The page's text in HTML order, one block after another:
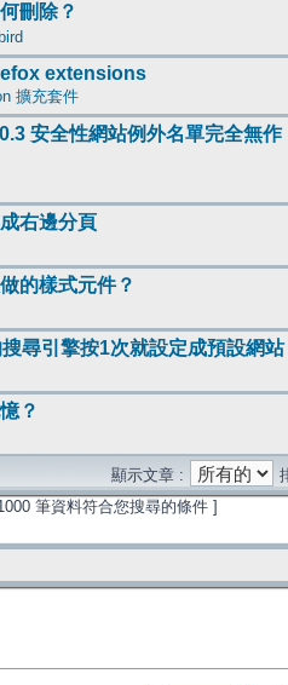
刪除？
extensions
擴充套件
安全性網站例外名單完全無作
右邊分頁
的樣式元件？
尋引擎按1次就設定成預設網站
？
顯示文章 :
筆資料符合您搜尋的條件 ]